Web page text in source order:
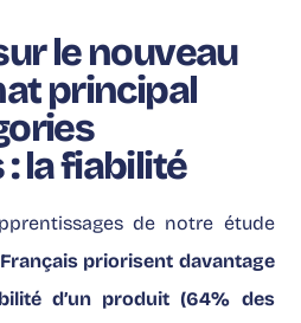
le nouveau
principal
la fiabilité
de notre étude
priorisent davantage
d’un produit (64% des